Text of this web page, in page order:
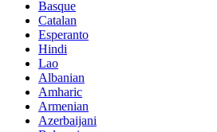
Basque
Catalan
Esperanto
Hindi
Lao
Albanian
Amharic
Armenian
Azerbaijani